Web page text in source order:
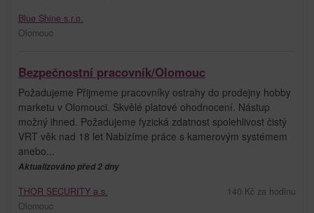
Blue Shine s.r.o.
Olomouc
Bezpečnostní pracovník/Olomouc
Požadujeme Přijmeme pracovníky ostrahy do prodejny hobby
marketu v Olomouci. Skvělé platové ohodnocení. Nástup
možný ihned. Požadujeme fyzická zdatnost spolehlivost čistý
VRT věk nad 18 let Nabízíme práce s kamerovým systémem
anebo...
Aktualizováno před 2 dny
THOR SECURITY a.s.
Olomouc
140 Kč za hodinu